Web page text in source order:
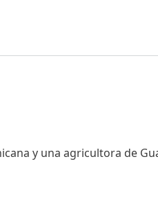
y una agricultora de